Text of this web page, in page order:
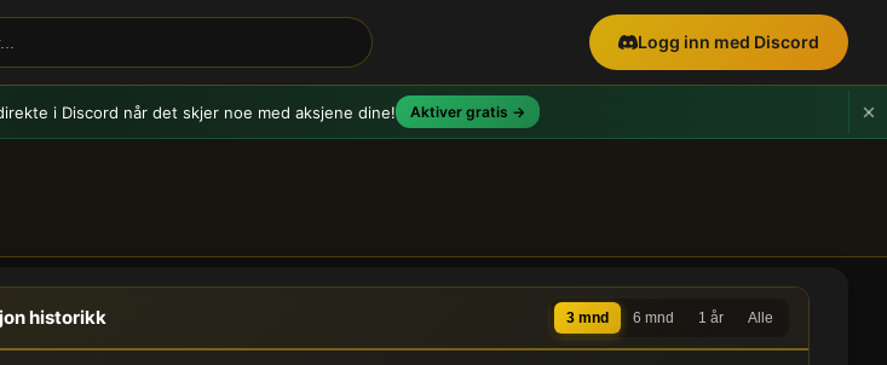
Logg inn med Discord
i Discord når det skjer noe med aksjene dine! Aktiver gratis →
historikk 3 mnd 6 mnd 1 år Alle